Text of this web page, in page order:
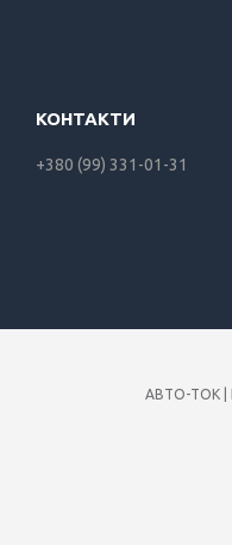
+380 (99) 331-01-31